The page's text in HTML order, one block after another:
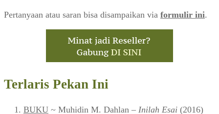
Pertanyaan atau saran bisa disampaikan via formulir ini.
Terlaris Pekan Ini
BUKU ~ Muhidin M. Dahlan – Inilah Esai (2016)